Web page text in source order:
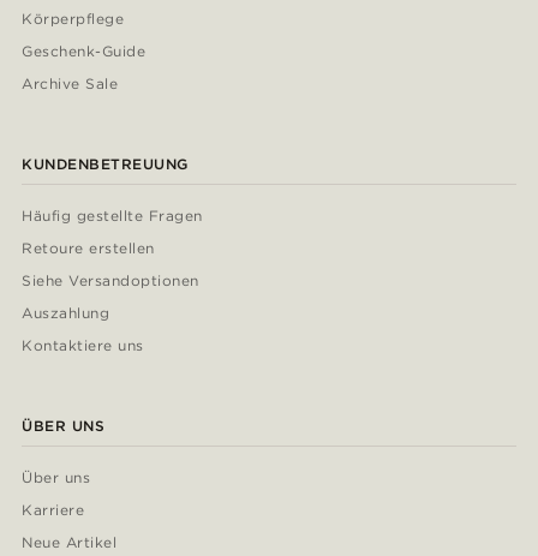
Körperpflege
Geschenk-Guide
Archive Sale
KUNDENBETREUUNG
Häufig gestellte Fragen
Retoure erstellen
Siehe Versandoptionen
Auszahlung
Kontaktiere uns
ÜBER UNS
Über uns
Karriere
Neue Artikel